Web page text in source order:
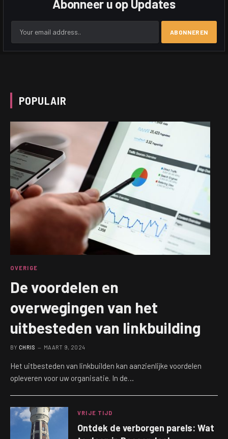
Abonneer u op Updates
POPULAIR
OVERIGE
De voordelen en
overwegingen van het
uitbesteden van linkbuilding
BY CHRIS MAART 9, 2024
Het uitbesteden van linkbuilden kan aanzienlijke voordelen
opleveren voor uw organisatie. In de…
VRIJE TIJD
Ontdek de verborgen parels: Wat